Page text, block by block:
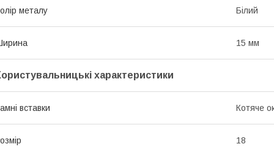
металу Білий
15 мм
характеристики
вставки Котяче
18